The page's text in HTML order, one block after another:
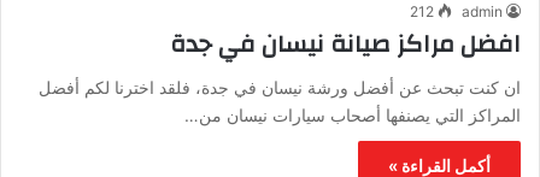
admin
212
افضل مراكز صيانة نيسان في جدة
ان كنت تبحث عن أفضل ورشة نيسان في جدة، فلقد اخترنا لكم أفضل
المراكز التي يصنفها أصحاب سيارات نيسان من…
أكمل القراءة »